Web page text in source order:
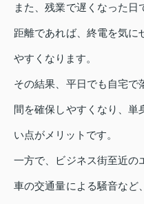
また、残業で遅くなった日
距離であれば、終電を気に
やすくなります。
その結果、平日でも自宅で
間を確保しやすくなり、単
い点がメリットです。
一方で、ビジネス街至近の
車の交通量による騒音など